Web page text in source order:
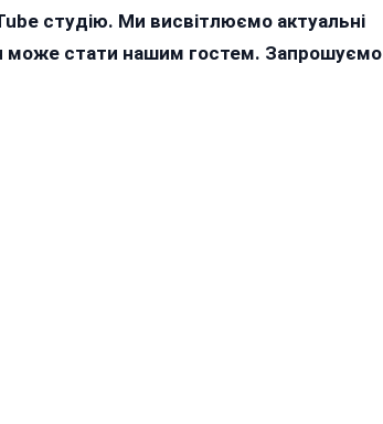
студію. Ми висвітлюємо актуальні
може стати нашим гостем. Запрошуємо